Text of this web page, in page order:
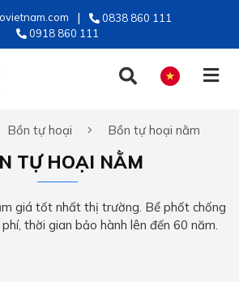
0838 860 111
0918 860 111
TIẾNG VIỆT
Bồn tự hoại Bồn tự hoại nằm
TỰ HOẠI NẰM
giá tốt nhất thị trường. Bể phốt chống
thời gian bảo hành lên đến 60 năm.